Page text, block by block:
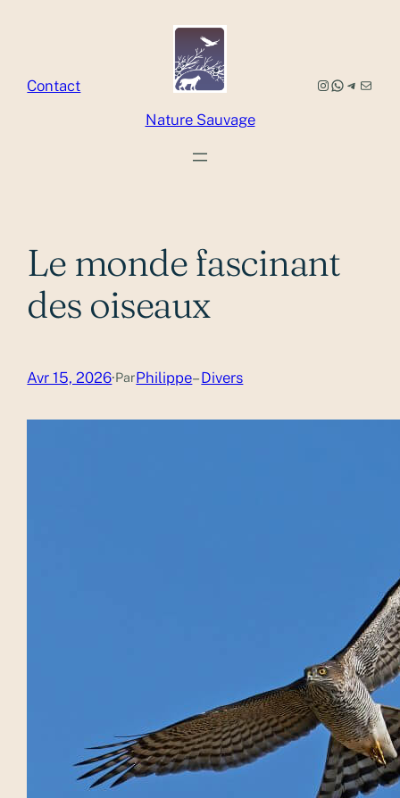
Contact
Nature Sauvage
Instagram WhatsApp Telegram E-mail
Le monde fascinant
des oiseaux
Avr 15, 2026·ParPhilippe–Divers